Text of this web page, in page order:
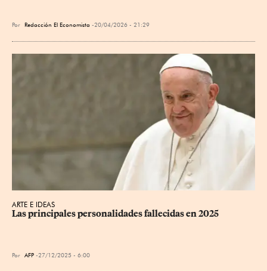
Por Redacción El Economista 20/04/2026 - 21:29
ARTE E IDEAS
Las principales personalidades fallecidas en 2025
Por AFP 27/12/2025 - 6:00